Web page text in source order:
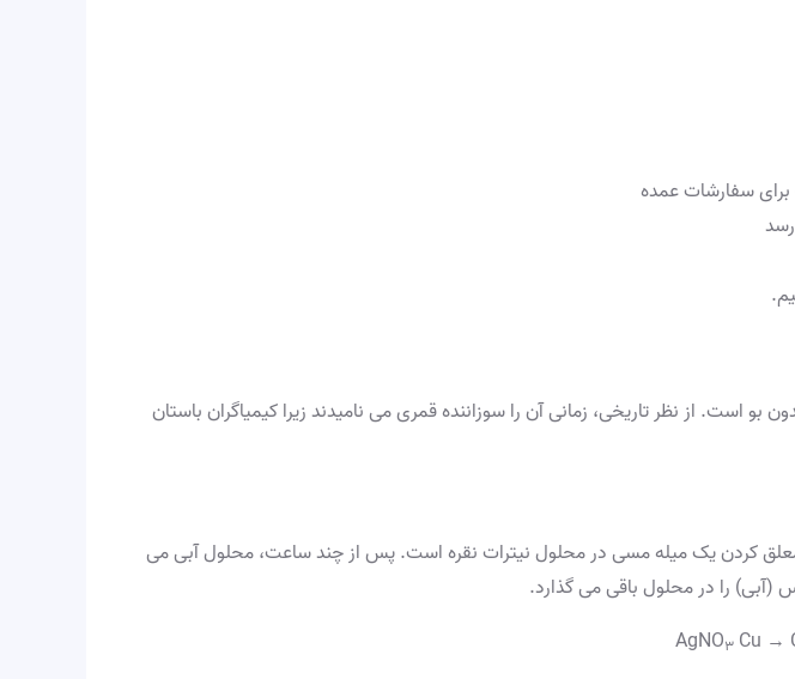
است. از نظر تاریخی، زمانی آن را سوزاننده قمری می نامیدند زیرا کیمیاگران باستان
کردن یک میله مسی در محلول نیترات نقره است. پس از چند ساعت، محلول آبی می
(آبی) را در محلول باقی می گذارد.
۳ Cu →